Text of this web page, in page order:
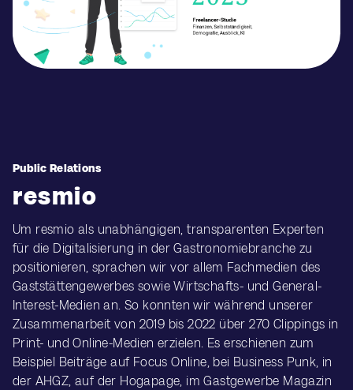
Public Relations
resmio
Um resmio als unabhängigen, transparenten Experten
für die Digitalisierung in der Gastronomiebranche zu
positionieren, sprachen wir vor allem Fachmedien des
Gaststättengewerbes sowie Wirtschafts- und General-
Interest-Medien an. So konnten wir während unserer
Zusammenarbeit von 2019 bis 2022 über 270 Clippings in
Print- und Online-Medien erzielen. Es erschienen zum
Beispiel Beiträge auf Focus Online, bei Business Punk, in
der AHGZ, auf der Hogapage, im Gastgewerbe Magazin